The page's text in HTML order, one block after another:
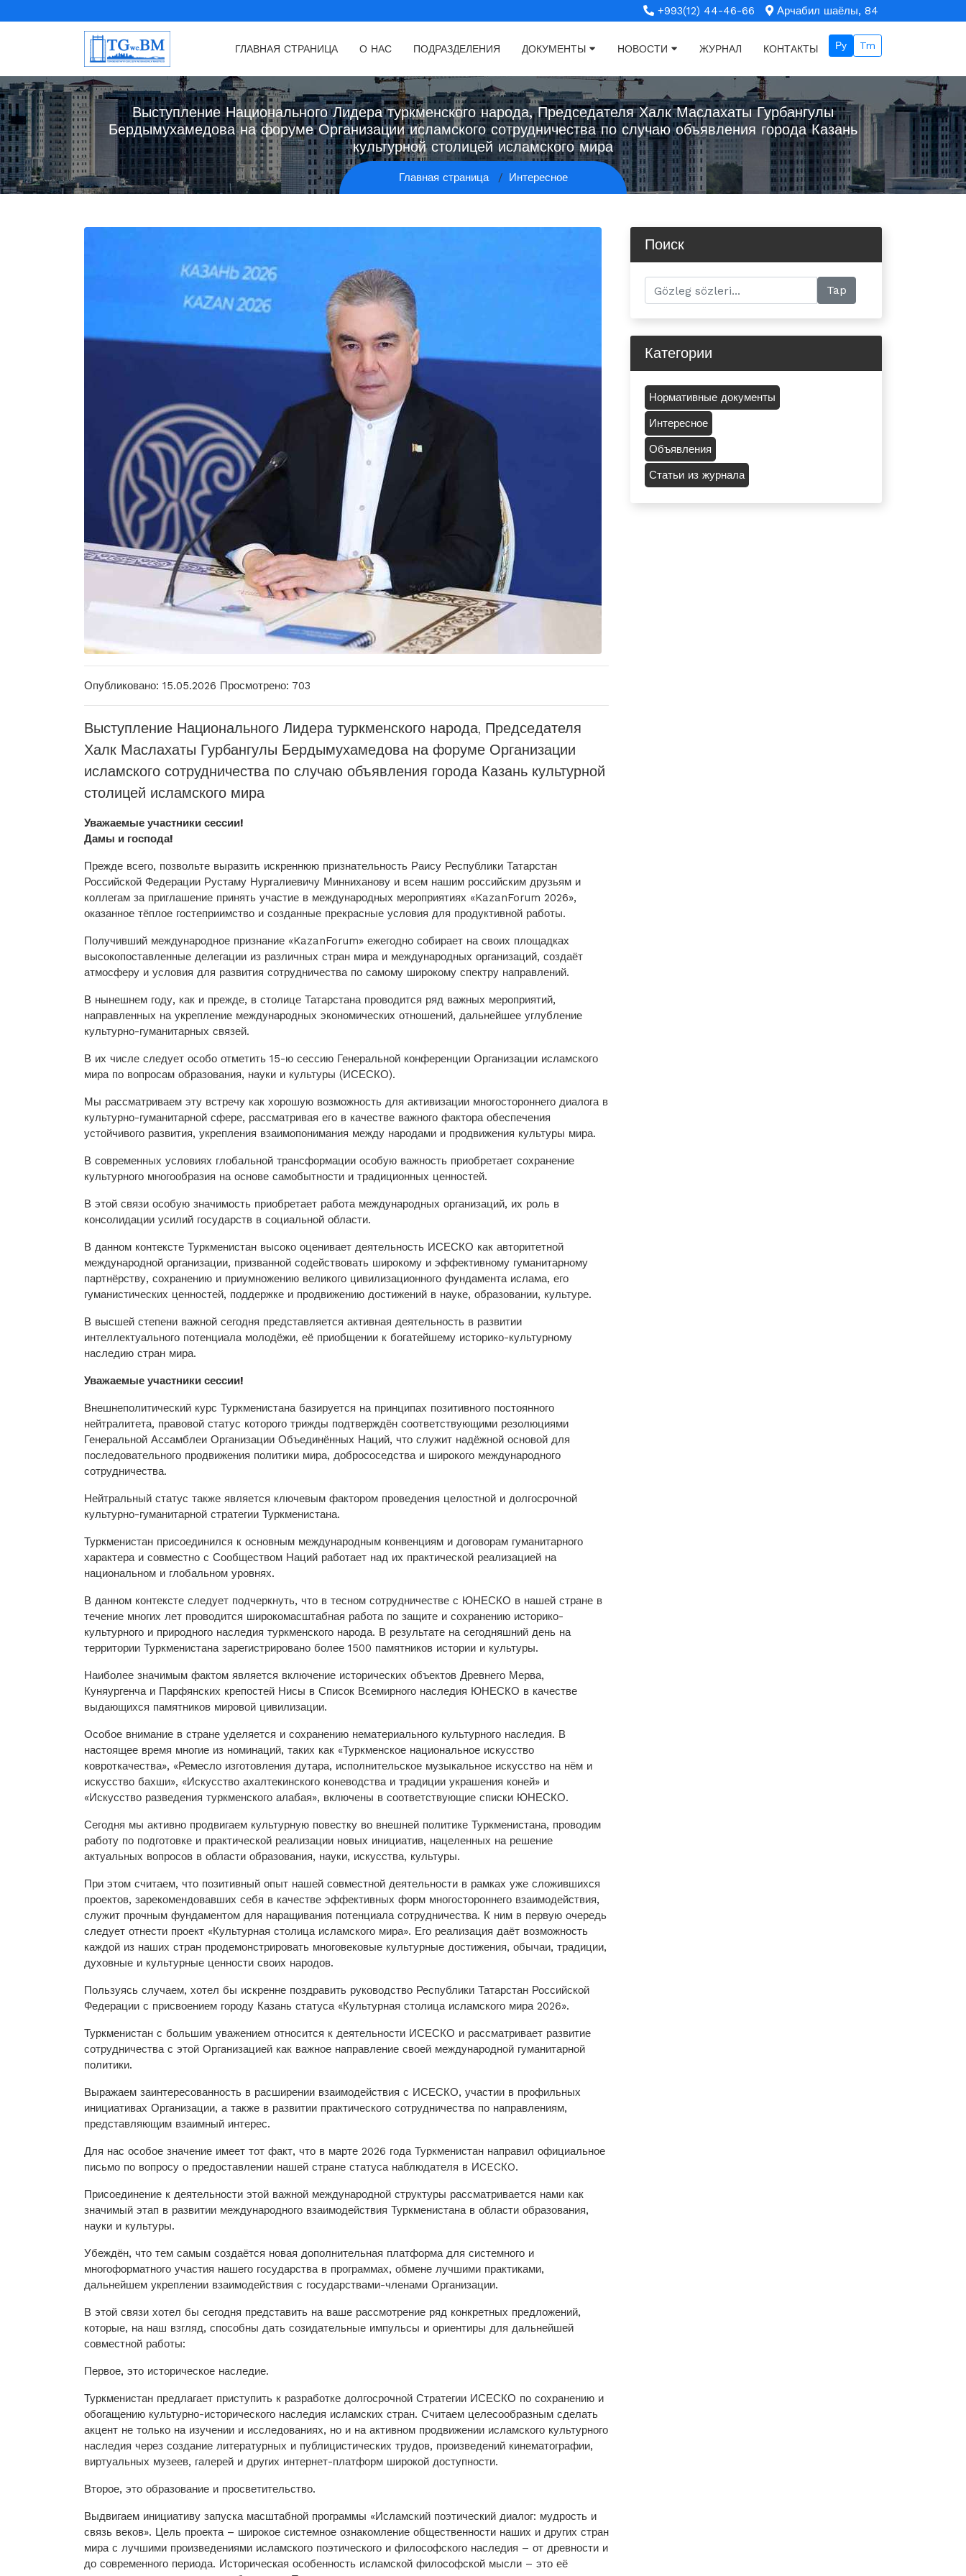
+993(12) 44-46-66 Арчабил шаёлы, 84
ГЛАВНАЯ СТРАНИЦА О НАС ПОДРАЗДЕЛЕНИЯ ДОКУМЕНТЫ НОВОСТИ ЖУРНАЛ КОНТАКТЫ Ру Tm
Выступление Национального Лидера туркменского народа, Председателя Халк Маслахаты Гурбангулы
Бердымухамедова на форуме Организации исламского сотрудничества по случаю объявления города Казань
культурной столицей исламского мира
Главная страница Интересное
Опубликовано: 15.05.2026 Просмотрено: 703
Выступление Национального Лидера туркменского народа, Председателя
Халк Маслахаты Гурбангулы Бердымухамедова на форуме Организации
исламского сотрудничества по случаю объявления города Казань культурной
столицей исламского мира
Уважаемые участники сессии!
Дамы и господа!
Прежде всего, позвольте выразить искреннюю признательность Раису Республики Татарстан
Российской Федерации Рустаму Нургалиевичу Минниханову и всем нашим российским друзьям и
коллегам за приглашение принять участие в международных мероприятиях «KazanForum 2026»,
оказанное тёплое гостеприимство и созданные прекрасные условия для продуктивной работы.
Получивший международное признание «KazanForum» ежегодно собирает на своих площадках
высокопоставленные делегации из различных стран мира и международных организаций, создаёт
атмосферу и условия для развития сотрудничества по самому широкому спектру направлений.
В нынешнем году, как и прежде, в столице Татарстана проводится ряд важных мероприятий,
направленных на укрепление международных экономических отношений, дальнейшее углуб­ление
культурно-гуманитарных связей.
В их числе следует особо отметить 15-ю сессию ­Генеральной конференции Организации исламского
мира по вопросам образования, науки и культуры (ИСЕСКО).
Мы рассматриваем эту встречу как хорошую возможность для активизации многостороннего диалога в
культурно-гуманитарной сфере, рассматривая его в качестве важного фактора обес­печения
устойчивого развития, укрепления взаимопонимания между народами и продвижения культуры мира.
В современных условиях глобальной трансформации особую важность приобретает сохранение
культурного многообразия на основе самобытности и традиционных ценностей.
В этой связи особую значимость приобретает работа международных организаций, их роль в
консолидации усилий государств в социальной области.
В данном контексте Туркменистан высоко оценивает деятельность ИСЕСКО как авторитетной
международной организации, призванной содействовать широкому и эффективному гуманитарному
партнёрству, сохранению и приумножению великого цивилизационного фундамента ислама, его
гуманис­тических ценностей, поддержке и продвижению достижений в науке, образовании, культуре.
В высшей степени важной сегодня представляется активная деятельность в развитии
интеллектуального потенциала молодёжи, её приобщении к богатейшему историко-культурному
наследию стран мира.
Уважаемые участники сессии!
Внешнеполитический курс Туркменистана базируется на принципах позитивного постоянного
нейтралитета, правовой статус которого трижды подтверждён соответствующими резолюциями
Генеральной Ассамб­леи Организации Объе­динённых Наций, что служит надёжной основой для
последовательного продвижения политики мира, добрососедства и широкого ­международного
сотрудничества.
Нейтральный статус также является ключевым фактором проведения целостной и долгосрочной
культурно-гуманитарной стратегии Туркменистана.
Туркменистан присоединился к основным международным конвенциям и договорам гуманитарного
характера и сов­местно с Сообществом Наций работает над их практической реализацией на
национальном и глобальном уровнях.
В данном контексте следует подчеркнуть, что в тесном сотрудничестве с ЮНЕСКО в нашей стране в
течение многих лет проводится широкомасштабная работа по защите и сохранению историко-
культурного и природного наследия туркменского народа. В результате на сегодняшний день на
территории Туркменистана зарегистрировано более 1500 памятников истории и культуры.
Наиболее значимым фактом является включение исторических объектов Древнего Мерва,
Куняургенча и Парфянских крепостей Нисы в Список Всемирного наследия ЮНЕСКО в качестве
выдающихся памятников мировой цивилизации.
Особое внимание в стране уделяется и сохранению нематериального культурного наследия. В
настоящее время многие из номинаций, таких как «Туркменское национальное искусство
ковроткачества», «Ремесло изготовления дутара, исполнительское музыкальное искусство на нём и
искусство бахши», «Искусство ахалтекинского коневодства и традиции украшения коней» и
«Искусство разведения туркменского алабая», включены в соответствующие списки ЮНЕСКО.
Сегодня мы активно продвигаем культурную повестку во внешней политике Туркменистана, проводим
работу по подготовке и практической реализации новых инициатив, нацеленных на решение
актуальных вопросов в области образования, науки, искусства, культуры.
При этом считаем, что позитивный опыт нашей сов­местной деятельности в рамках уже сложившихся
проектов, зарекомендовавших себя в качестве эффективных форм многостороннего взаимодействия,
служит прочным фундаментом для наращивания потенциала сотрудничества. К ним в первую очередь
следует отнести проект «Культурная столица исламского мира». Его реализация даёт возможность
каждой из наших стран продемонстрировать многовековые культурные достижения, обычаи, традиции,
духовные и культурные ценности своих народов.
Пользуясь случаем, хотел бы искренне поздравить руководство Республики Татарстан Российской
Федерации с присвоением городу Казань статуса «Культурная столица исламского мира 2026».
Туркменистан с большим уважением относится к деятельности ИСЕСКО и рассматривает развитие
сотрудничества с этой Организацией как важное направление своей международной гуманитарной
политики.
Выражаем заинтересованность в расширении взаимодействия с ИСЕСКО, участии в профильных
инициативах Организации, а также в развитии практического сотрудничества по направлениям,
представляю­щим взаимный интерес.
Для нас особое значение имеет тот факт, что в марте 2026 года Туркменистан направил официальное
письмо по вопросу о предоставлении нашей стране статуса наблюдателя в ИCECКO.
Присоединение к деятельности этой важной международной структуры рассматривается нами как
значимый этап в развитии международного взаимодействия Туркменистана в области образования,
науки и культуры.
Убеждён, что тем самым создаётся новая дополнительная платформа для системного и
многоформатного участия нашего государства в программах, обмене лучшими практиками,
дальнейшем укреплении взаимо­действия с государствами-членами Организации.
В этой связи хотел бы сегодня представить на ваше рассмотрение ряд конкретных предложений,
которые, на наш взгляд, способны дать созидательные импульсы и ориентиры для дальнейшей
совместной работы:
Первое, это историческое наследие.
Туркменистан предлагает приступить к разработке долгосрочной Стратегии ИСЕСКО по сохранению и
обогащению культурно-исторического наследия исламских стран. Считаем целесообразным сделать
акцент не только на изучении и исследованиях, но и на активном продвижении исламского культурного
наследия через создание литературных и публицистических трудов, произведений кинематографии,
виртуальных музеев, галерей и других интернет-платформ широкой доступности.
Второе, это образование и просветительство.
Выдвигаем инициативу запуска масштабной программы «Исламский поэтический диалог: мудрость и
связь веков». Цель проекта – широкое системное ознакомление общественности наших и других стран
мира с лучшими произведениями исламского поэтического и философского наследия – от древности и
до современного периода. Историческая особенность исламской философской мысли – это её
Поиск
Категории
Нормативные документы
Интересное
Объявления
Статьи из журнала